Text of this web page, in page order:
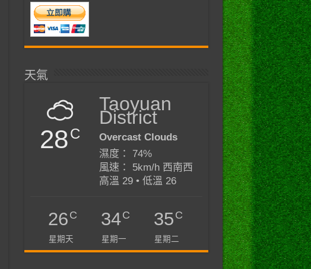
天氣
28C
Taoyuan
District
Overcast Clouds
濕度： 74%
風速： 5km/h 西南西
高溫 29 • 低溫 26
26C
星期天
34C
星期一
35C
星期二